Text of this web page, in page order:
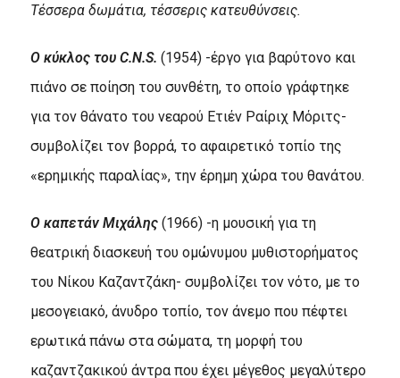
Τέσσερα δωμάτια, τέσσερις κατευθύνσεις.
Ο κύκλος του C.N.S. (1954) -έργο για βαρύτονο και
πιάνο σε ποίηση του συνθέτη, το οποίο γράφτηκε
για τον θάνατο του νεαρού Ετιέν Ραίριχ Μόριτς-
συμβολίζει τον βορρά, το αφαιρετικό τοπίο της
«ερημικής παραλίας», την έρημη χώρα του θανάτου.
Ο καπετάν Μιχάλης(1966) -η μουσική για τη
θεατρική διασκευή του ομώνυμου μυθιστορήματος
του Νίκου Καζαντζάκη- συμβολίζει τον νότο, με το
μεσογειακό, άνυδρο τοπίο, τον άνεμο που πέφτει
ερωτικά πάνω στα σώματα, τη μορφή του
καζαντζακικού άντρα που έχει μέγεθος μεγαλύτερο